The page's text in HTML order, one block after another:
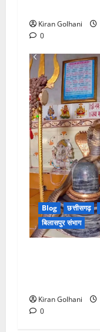
Kiran Golhani
0
Blog छत्तीसगढ़
बिलासपुर संभाग
Kiran Golhani
0